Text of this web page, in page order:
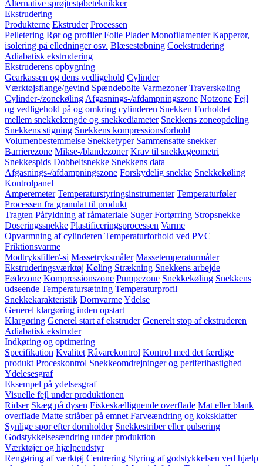
Alternative sprøjtestøbeteknikker
Ekstrudering
Produkterne Ekstruder Processen
Pelletering Rør og profiler Folie Plader Monofilamenter Kapperør,
isolering på elledninger osv. Blæsestøbning Coekstrudering
Adiabatisk ekstrudering
Ekstruderens opbygning
Gearkassen og dens vedligehold Cylinder
Værktøjsflange/gevind Spændebolte Varmezoner Traverskøling
Cylinder-/zonekøling Afgasnings-/afdampningszone Notzone Fejl
og vedligehold på og omkring cylinderen Snekken Forholdet
mellem snekkelængde og snekkediameter Snekkens zoneopdeling
Snekkens stigning Snekkens kompressionsforhold
Volumenbestemmelse Snekketyper Sammensatte snekker
Barrierezone Mikse-/blandezoner Krav til snekkegeometri
Snekkespids Dobbeltsnekke Snekkens data
Afgasnings-/afdampningszone Forskydelig snekke Snekkekøling
Kontrolpanel
Amperemeter Temperaturstyringsinstrumenter Temperaturføler
Processen fra granulat til produkt
Tragten Påfyldning af råmateriale Suger Fortørring Stropsnekke
Doseringssnekke Plastificeringsprocessen Varme
Opvarmning af cylinderen Temperaturforhold ved PVC
Friktionsvarme
Modtryksfilter/-si Massetryksmåler Massetemperaturmåler
Ekstruderingsværktøj Køling Strækning Snekkens arbejde
Fødezone Kompressionszone Pumpezone Snekkekøling Snekkens
udseende Temperatursætning Temperaturprofil
Snekkekarakteristik DornvarmeYdelse
Generel klargøring inden opstart
Klargøring Generel start af ekstruder Generelt stop af ekstruderen
Adiabatisk ekstruder
Indkøring og optimering
Specifikation Kvalitet Råvarekontrol Kontrol med det færdige
produkt Proceskontrol Snekkeomdrejninger og periferihastighed
Ydelesesgraf
Eksempel på ydelsesgraf
Visuelle fejl under produktionen
Ridser Skæg på dysen Fiskeskællignende overflade Mat eller blank
overflade Matte striåber på emnet Farveændring og koksklatter
Synlige spor efter dornholder Snekkestriber eller pulsering
Godstykkelsesændring under produktion
Værktøjer og hjælpeudstyr
Rengøring af værktøj Centrering Styring af godstykkelsen ved hjælp